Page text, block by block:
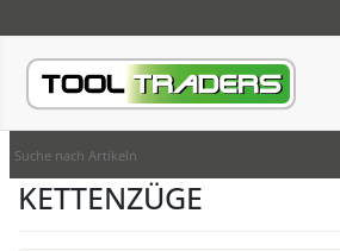
KETTENZÜGE